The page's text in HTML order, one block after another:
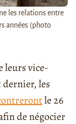
les relations entre
années (photo
leurs vice-
les
le 26
de négocier